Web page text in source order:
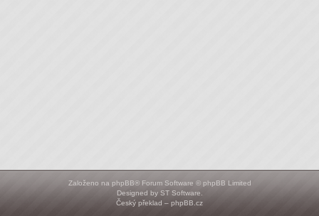
Založeno na phpBB® Forum Software © phpBB Limited
Designed by ST Software
Český překlad – phpBB.cz